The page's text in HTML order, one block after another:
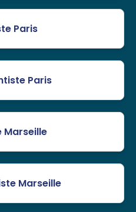
Paris
Paris
Marseille
Marseille